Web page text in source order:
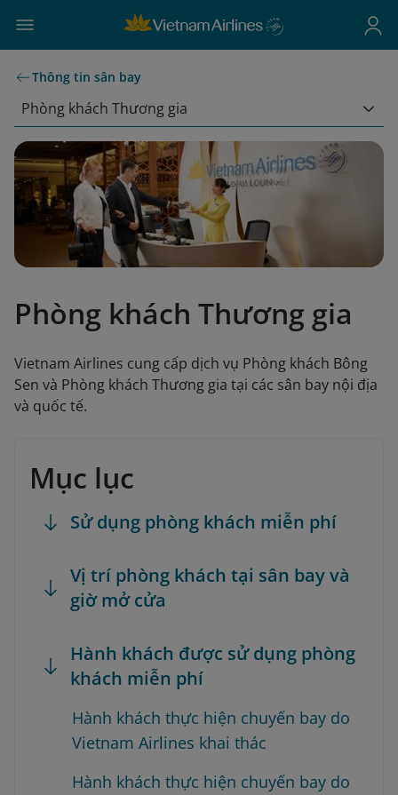
Thông tin sân bay
Phòng khách Thương gia
Phòng khách Thương gia
Vietnam Airlines cung cấp dịch vụ Phòng khách Bông
Sen và Phòng khách Thương gia tại các sân bay nội địa
và quốc tế.
Mục lục
Sử dụng phòng khách miễn phí
Vị trí phòng khách tại sân bay và
giờ mở cửa
Hành khách được sử dụng phòng
khách miễn phí
Hành khách thực hiện chuyến bay do
Vietnam Airlines khai thác
Hành khách thực hiện chuyến bay do